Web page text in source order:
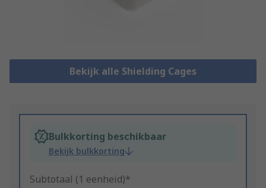
Bekijk alle Shielding Cages
Bulkkorting beschikbaar
Bekijk bulkkorting
Subtotaal (1 eenheid)*